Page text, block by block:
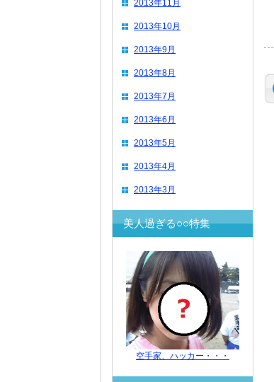
2013年11月
2013年10月
2013年9月
2013年8月
2013年7月
2013年6月
2013年5月
2013年4月
2013年3月
美人過ぎる○○特集
空手家、ハッカー・・・